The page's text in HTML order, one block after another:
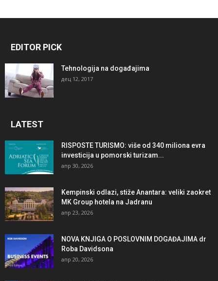
EDITOR PICK
Tehnologija na događajima
дец 12, 2017
LATEST
RISPOSTE TURISMO: više od 340 miliona evra
investicija u pomorski turizam...
апр 30, 2026
Kempinski odlazi, stiže Anantara: veliki zaokret
MK Group hotela na Jadranu
апр 23, 2026
NOVA KNJIGA O POSLOVNIM DOGAĐAJIMA dr
Roba Davidsona
апр 20, 2026